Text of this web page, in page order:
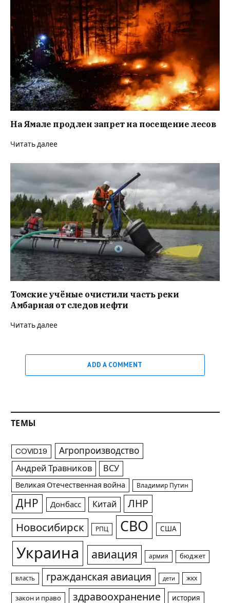
На Ямале продлен запрет на посещение лесов
Читать далее
Томские учёные очистили часть реки
Амбарная от следов нефти
Читать далее
ADD A COMMENT
ТЕМЫ
COVID19 Агропроизводство
Андрей Травников ВСУ
Великая Отечественная война Владимир Путин
ДНР Донбасс Китай ЛНР
Новосибирск РПЦ СВО США
Украина авиация армия бюджет
власть гражданская авиация дети жкх
закон и право здравоохранение история